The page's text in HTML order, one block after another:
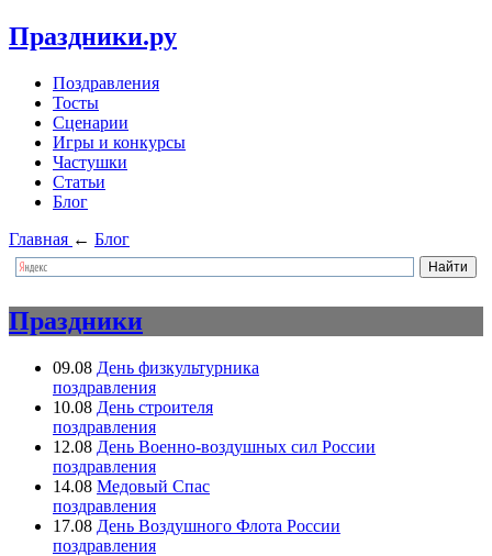
Праздники.ру
Поздравления
Тосты
Сценарии
Игры и конкурсы
Частушки
Статьи
Блог
Главная ← Блог
Праздники
09.08 День физкультурника
поздравления
10.08 День строителя
поздравления
12.08 День Военно-воздушных сил России
поздравления
14.08 Медовый Спас
поздравления
17.08 День Воздушного Флота России
поздравления